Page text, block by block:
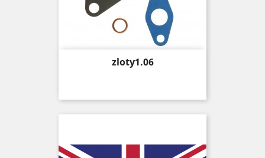
Price
zloty1.06